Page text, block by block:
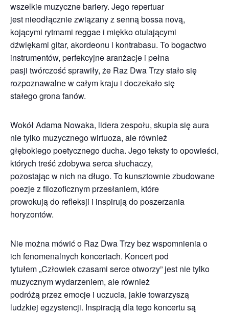
wszelkie muzyczne bariery. Jego repertuar
jest nieodłącznie związany z senną bossa novą,
kojącymi rytmami reggae i miękko otulającymi
dźwiękami gitar, akordeonu i kontrabasu. To bogactwo
instrumentów, perfekcyjne aranżacje i pełna
pasji twórczość sprawiły, że Raz Dwa Trzy stało się
rozpoznawalne w całym kraju i doczekało się
stałego grona fanów.
Wokół Adama Nowaka, lidera zespołu, skupia się aura
nie tylko muzycznego wirtuoza, ale również
głębokiego poetycznego ducha. Jego teksty to opowieści,
których treść zdobywa serca słuchaczy,
pozostając w nich na długo. To kunsztownie zbudowane
poezje z filozoficznym przesłaniem, które
prowokują do refleksji i inspirują do poszerzania
horyzontów.
Nie można mówić o Raz Dwa Trzy bez wspomnienia o
ich fenomenalnych koncertach. Koncert pod
tytułem „Człowiek czasami serce otworzy” jest nie tylko
muzycznym wydarzeniem, ale również
podróżą przez emocje i uczucia, jakie towarzyszą
ludzkiej egzystencji. Inspiracją dla tego koncertu są